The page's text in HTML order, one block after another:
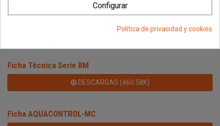
Ficha Técnica Serie BM
DESCARGAS (460.58K)
Ficha AQUACONTROL-MC
Configurar
Política de privacidad y cookies